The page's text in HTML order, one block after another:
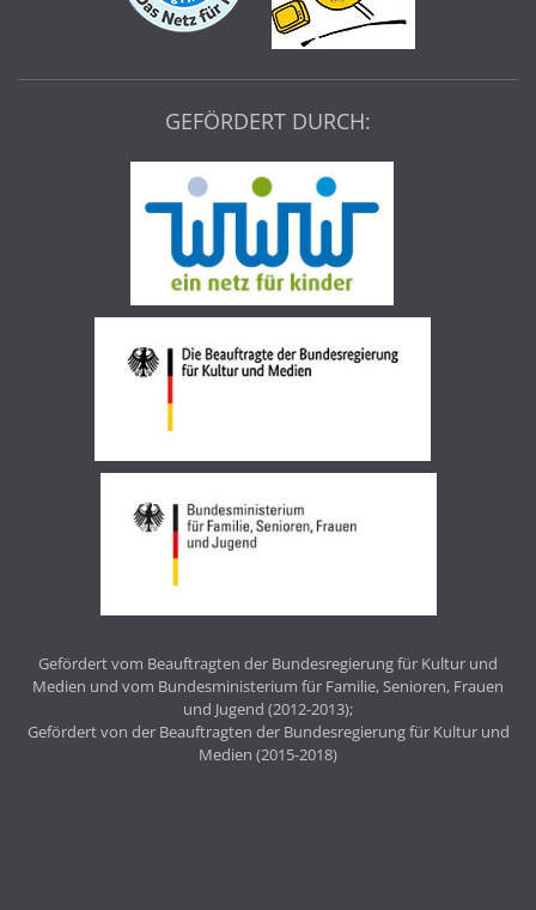
GEFÖRDERT DURCH:
Gefördert vom Beauftragten der Bundesregierung für Kultur und
Medien und vom Bundesministerium für Familie, Senioren, Frauen
und Jugend (2012-2013);
Gefördert von der Beauftragten der Bundesregierung für Kultur und
Medien (2015-2018)